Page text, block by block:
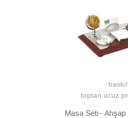
baskılı
toptan ucuz
Masa Seti - Ahşap